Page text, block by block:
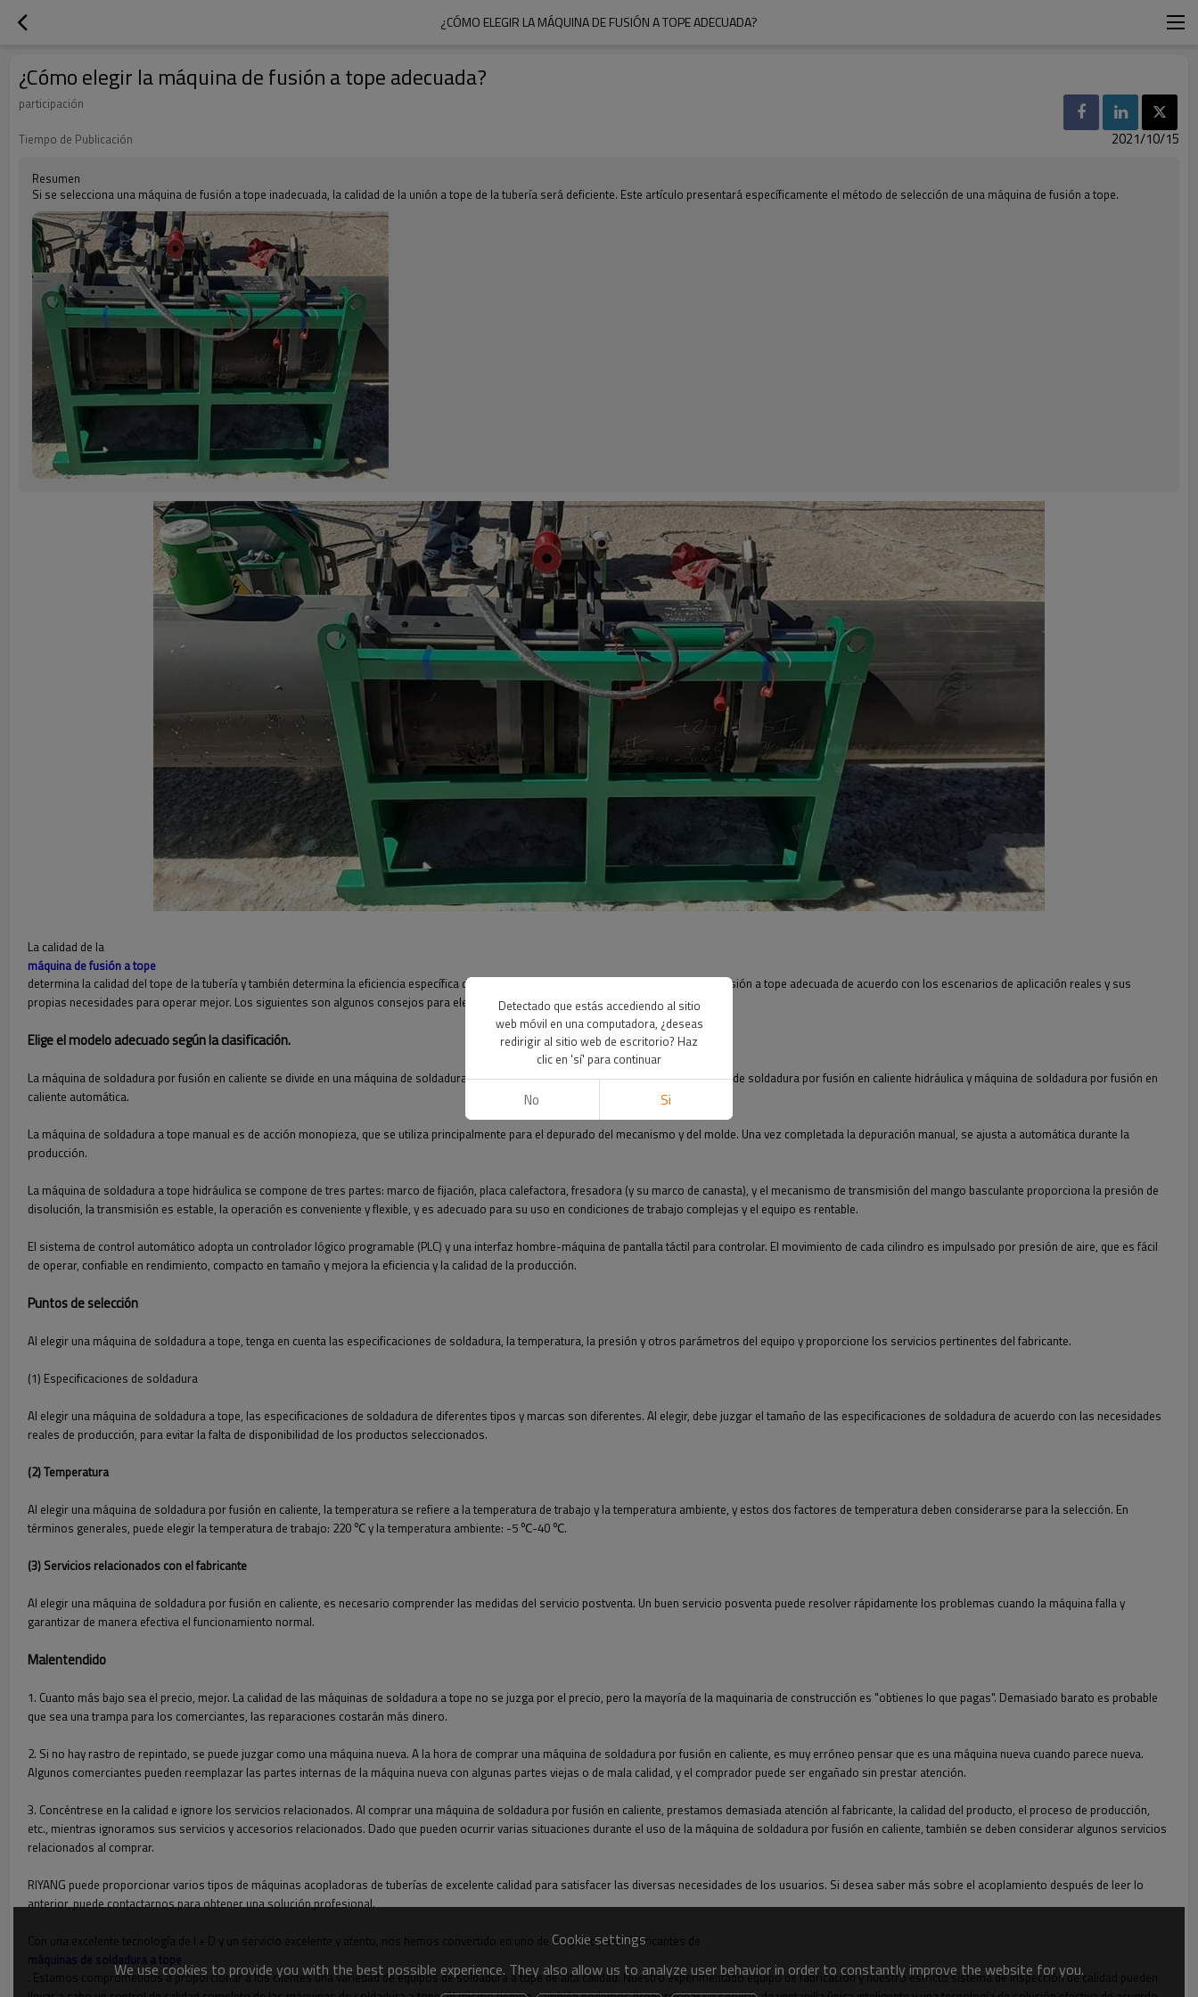
¿CÓMO ELEGIR LA MÁQUINA DE FUSIÓN A TOPE ADECUADA?
¿Cómo elegir la máquina de fusión a tope adecuada?
participación
Tiempo de Publicación
2021/10/15
Resumen
Si se selecciona una máquina de fusión a tope inadecuada, la calidad de la unión a tope de la tubería será deficiente. Este artículo presentará específicamente el método de selección de una máquina de fusión a tope.
La calidad de la
máquina de fusión a tope
determina la calidad del tope de la tubería y también determina la eficiencia específica de la operación. Necesitamos elegir la máquina de fusión a tope adecuada de acuerdo con los escenarios de aplicación reales y sus
propias necesidades para operar mejor. Los siguientes son algunos consejos para elegir una máquina de fusión a tope.
Elige el modelo adecuado según la clasificación.
La máquina de soldadura por fusión en caliente se divide en una máquina de soldadura por fusión en caliente para teléfono móvil, máquina de soldadura por fusión en caliente hidráulica y máquina de soldadura por fusión en
caliente automática.
La máquina de soldadura a tope manual es de acción monopieza, que se utiliza principalmente para el depurado del mecanismo y del molde. Una vez completada la depuración manual, se ajusta a automática durante la
producción.
La máquina de soldadura a tope hidráulica se compone de tres partes: marco de fijación, placa calefactora, fresadora (y su marco de canasta), y el mecanismo de transmisión del mango basculante proporciona la presión de
disolución, la transmisión es estable, la operación es conveniente y flexible, y es adecuado para su uso en condiciones de trabajo complejas y el equipo es rentable.
El sistema de control automático adopta un controlador lógico programable (PLC) y una interfaz hombre-máquina de pantalla táctil para controlar. El movimiento de cada cilindro es impulsado por presión de aire, que es fácil
de operar, confiable en rendimiento, compacto en tamaño y mejora la eficiencia y la calidad de la producción.
Puntos de selección
Al elegir una máquina de soldadura a tope, tenga en cuenta las especificaciones de soldadura, la temperatura, la presión y otros parámetros del equipo y proporcione los servicios pertinentes del fabricante.
(1) Especificaciones de soldadura
Al elegir una máquina de soldadura a tope, las especificaciones de soldadura de diferentes tipos y marcas son diferentes. Al elegir, debe juzgar el tamaño de las especificaciones de soldadura de acuerdo con las necesidades
reales de producción, para evitar la falta de disponibilidad de los productos seleccionados.
(2) Temperatura
Al elegir una máquina de soldadura por fusión en caliente, la temperatura se refiere a la temperatura de trabajo y la temperatura ambiente, y estos dos factores de temperatura deben considerarse para la selección. En
términos generales, puede elegir la temperatura de trabajo: 220 ℃ y la temperatura ambiente: -5 ℃-40 ℃.
(3) Servicios relacionados con el fabricante
Al elegir una máquina de soldadura por fusión en caliente, es necesario comprender las medidas del servicio postventa. Un buen servicio posventa puede resolver rápidamente los problemas cuando la máquina falla y
garantizar de manera efectiva el funcionamiento normal.
Malentendido
1. Cuanto más bajo sea el precio, mejor. La calidad de las máquinas de soldadura a tope no se juzga por el precio, pero la mayoría de la maquinaria de construcción es "obtienes lo que pagas". Demasiado barato es probable
que sea una trampa para los comerciantes, las reparaciones costarán más dinero.
2. Si no hay rastro de repintado, se puede juzgar como una máquina nueva. A la hora de comprar una máquina de soldadura por fusión en caliente, es muy erróneo pensar que es una máquina nueva cuando parece nueva.
Algunos comerciantes pueden reemplazar las partes internas de la máquina nueva con algunas partes viejas o de mala calidad, y el comprador puede ser engañado sin prestar atención.
3. Concéntrese en la calidad e ignore los servicios relacionados. Al comprar una máquina de soldadura por fusión en caliente, prestamos demasiada atención al fabricante, la calidad del producto, el proceso de producción,
etc., mientras ignoramos sus servicios y accesorios relacionados. Dado que pueden ocurrir varias situaciones durante el uso de la máquina de soldadura por fusión en caliente, también se deben considerar algunos servicios
relacionados al comprar.
RIYANG puede proporcionar varios tipos de máquinas acopladoras de tuberías de excelente calidad para satisfacer las diversas necesidades de los usuarios. Si desea saber más sobre el acoplamiento después de leer lo
anterior, puede contactarnos para obtener una solución profesional.
Con una excelente tecnología de I + D y un servicio excelente y atento, nos hemos convertido en uno de los principales fabricantes de
máquinas de soldadura a tope
. Estamos comprometidos a proporcionar a los clientes una variedad de equipos de soldadura a tope de alta calidad. Nuestro experimentado equipo de fabricación y nuestro estricto sistema de inspección de calidad pueden
Cookie settings
We use cookies to provide you with the best possible experience. They also allow us to analyze user behavior in order to constantly improve the website for you.
Detectado que estás accediendo al sitio
web móvil en una computadora, ¿deseas
redirigir al sitio web de escritorio? Haz
clic en 'sí' para continuar
No Si